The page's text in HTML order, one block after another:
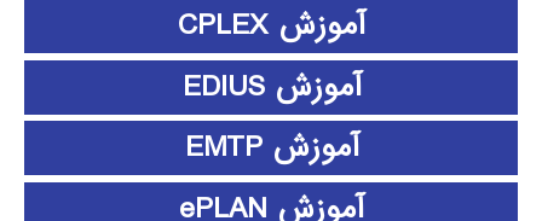
آموزش CPLEX
آموزش EDIUS
آموزش EMTP
آموزش ePLAN